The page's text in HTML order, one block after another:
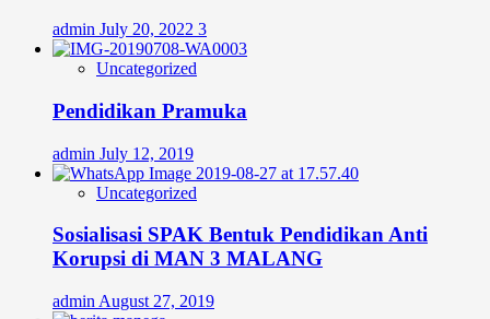
admin July 20, 2022 3
Uncategorized
Pendidikan Pramuka
admin July 12, 2019
Uncategorized
Sosialisasi SPAK Bentuk Pendidikan Anti
Korupsi di MAN 3 MALANG
admin August 27, 2019